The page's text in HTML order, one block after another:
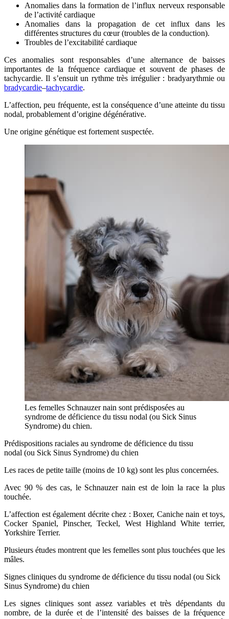
Anomalies dans la formation de l’influx nerveux responsable
de l’activité cardiaque
Anomalies dans la propagation de cet influx dans les
différentes structures du cœur (troubles de la conduction).
Troubles de l’excitabilité cardiaque
Ces anomalies sont responsables d’une alternance de baisses
importantes de la fréquence cardiaque et souvent de phases de
tachycardie. Il s’ensuit un rythme très irrégulier : bradyarythmie ou
bradycardie–tachycardie.
L’affection, peu fréquente, est la conséquence d’une atteinte du tissu
nodal, probablement d’origine dégénérative.
Une origine génétique est fortement suspectée.
Les femelles Schnauzer nain sont prédisposées au
syndrome de déficience du tissu nodal (ou Sick Sinus
Syndrome) du chien.
Prédispositions raciales au syndrome de déficience du tissu
nodal (ou Sick Sinus Syndrome) du chien
Les races de petite taille (moins de 10 kg) sont les plus concernées.
Avec 90 % des cas, le Schnauzer nain est de loin la race la plus
touchée.
L’affection est également décrite chez : Boxer, Caniche nain et toys,
Cocker Spaniel, Pinscher, Teckel, West Highland White terrier,
Yorkshire Terrier.
Plusieurs études montrent que les femelles sont plus touchées que les
mâles.
Signes cliniques du syndrome de déficience du tissu nodal (ou Sick
Sinus Syndrome) du chien
Les signes cliniques sont assez variables et très dépendants du
nombre, de la durée et de l’intensité des baisses de la fréquence